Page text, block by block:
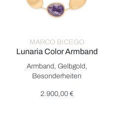
MARCO BICEGO
Lunaria Color Armband
Marco Bicego Lunaria Color
Armband, Gelbgold,
Besonderheiten
2.900,00 €